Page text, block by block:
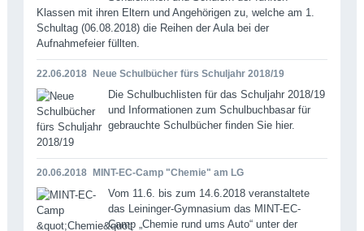
Klassen mit ihren Eltern und Angehörigen zu, welche am 1.
Schultag (06.08.2018) die Reihen der Aula bei der
Aufnahmefeier füllten.
22.06.2018 Neue Schulbücher fürs Schuljahr 2018/19
Die Schulbuchlisten für das Schuljahr 2018/19
und Informationen zum Schulbuchbasar für
gebrauchte Schulbücher finden Sie hier.
20.06.2018 MINT-EC-Camp "Chemie" am LG
Vom 11.6. bis zum 14.6.2018 veranstaltete
das Leininger-Gymnasium das MINT-EC-
Camp „Chemie rund ums Auto“ unter der